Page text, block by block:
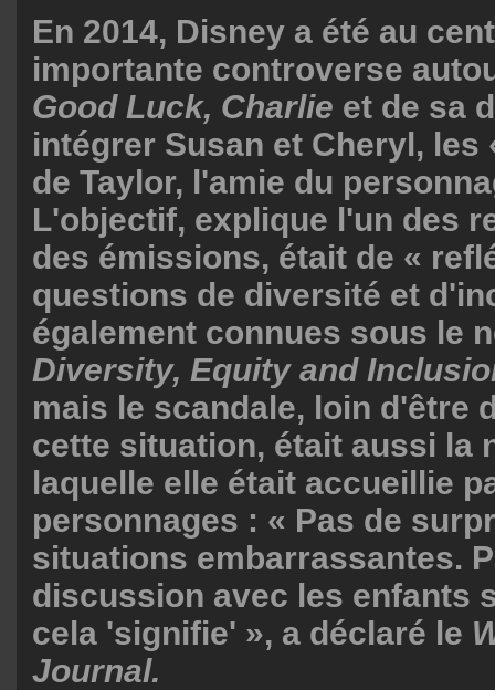
En 2014, Disney a été au
importante controverse
Good Luck, Charlie et de sa
intégrer Susan et Cheryl, les
de Taylor, l'amie du
L'objectif, explique l'un des
des émissions, était de «
questions de diversité et
également connues sous le
Diversity, Equity and
mais le scandale, loin d'être
cette situation, était aussi la
laquelle elle était accueillie
personnages : « Pas de
situations embarrassantes.
discussion avec les enfants
cela 'signifie' », a déclaré le
Journal.